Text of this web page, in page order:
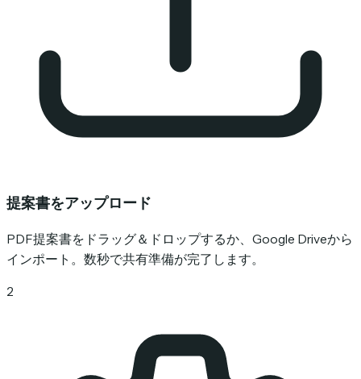
提案書をアップロード
PDF提案書をドラッグ＆ドロップするか、Google Driveから
インポート。数秒で共有準備が完了します。
2